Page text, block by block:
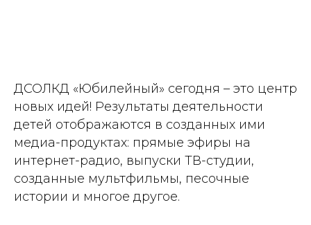
ДСОЛКД «Юбилейный» сегодня – это центр
новых идей! Результаты деятельности
детей отображаются в созданных ими
медиа-продуктах: прямые эфиры на
интернет-радио, выпуски ТВ-студии,
созданные мультфильмы, песочные
истории и многое другое.